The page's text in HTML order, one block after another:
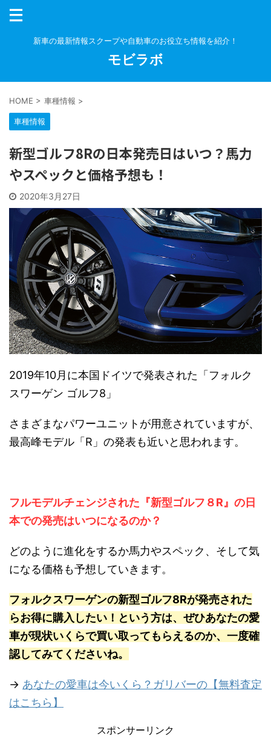
新車の最新情報スクープや自動車のお役立ち情報を紹介！
モビラボ
HOME > 車種情報 >
車種情報
新型ゴルフ8Rの日本発売日はいつ？馬力
やスペックと価格予想も！
2020年3月27日
2019年10月に本国ドイツで発表された「フォルク
スワーゲン ゴルフ8」
さまざまなパワーユニットが用意されていますが、
最高峰モデル「R」の発表も近いと思われます。
フルモデルチェンジされた『新型ゴルフ８R』の日
本での発売はいつになるのか？
どのように進化をするか馬力やスペック、そして気
になる価格も予想していきます。
フォルクスワーゲンの新型ゴルフ8Rが発売された
らお得に購入したい！という方は、ぜひあなたの愛
車が現状いくらで買い取ってもらえるのか、一度確
認してみてくださいね。
→ あなたの愛車は今いくら？ガリバーの【無料査定
はこちら】
スポンサーリンク